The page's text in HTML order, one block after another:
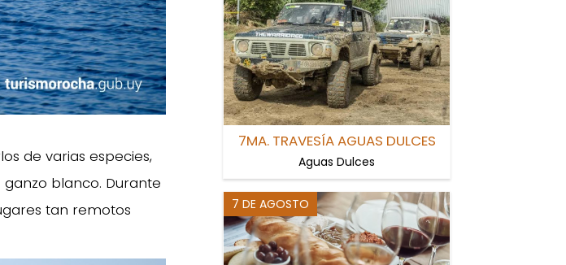
de varias especies,
blanco. Durante
tan remotos
7MA. TRAVESÍA AGUAS DULCES
Aguas Dulces
7 DE AGOSTO